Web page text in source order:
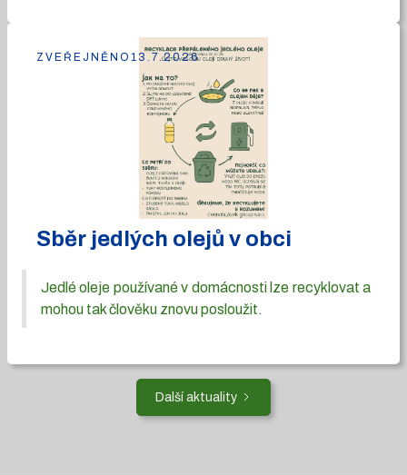
Sběr jedlých olejů v obci
Jedlé oleje používané v domácnosti lze recyklovat a
mohou tak člověku znovu posloužit.
ZVEŘEJNĚNO 13.7.2026
Další aktuality